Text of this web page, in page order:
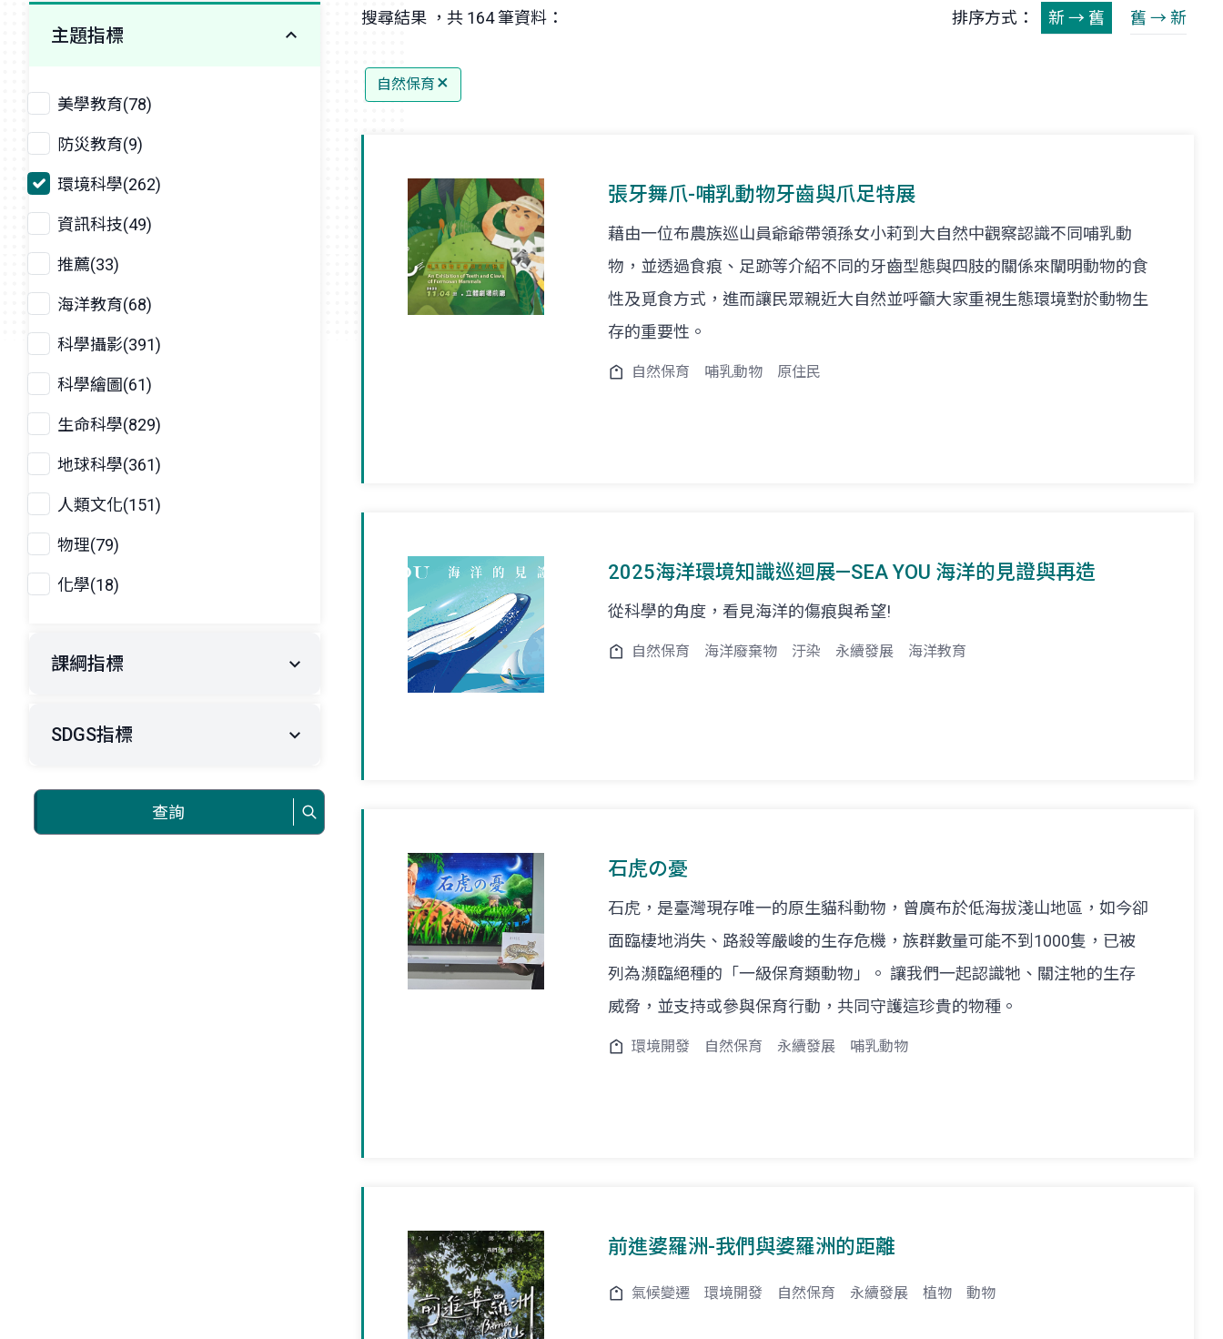
主題指標
美學教育(78)
防災教育(9)
環境科學(262)
資訊科技(49)
推薦(33)
海洋教育(68)
科學攝影(391)
科學繪圖(61)
生命科學(829)
地球科學(361)
人類文化(151)
物理(79)
化學(18)
課綱指標
SDGS指標
查詢
搜尋結果 ，共 164 筆資料： 排序方式： 新 → 舊 舊 → 新
自然保育
張牙舞爪-哺乳動物牙齒與爪足特展
藉由一位布農族巡山員爺爺帶領孫女小莉到大自然中觀察認識不同哺乳動
物，並透過食痕、足跡等介紹不同的牙齒型態與四肢的關係來闡明動物的食
性及覓食方式，進而讓民眾親近大自然並呼籲大家重視生態環境對於動物生
存的重要性。
自然保育 哺乳動物 原住民
2025海洋環境知識巡迴展—SEA YOU 海洋的見證與再造
從科學的角度，看見海洋的傷痕與希望!
自然保育 海洋廢棄物 汙染 永續發展 海洋教育
石虎の憂
石虎，是臺灣現存唯一的原生貓科動物，曾廣布於低海拔淺山地區，如今卻
面臨棲地消失、路殺等嚴峻的生存危機，族群數量可能不到1000隻，已被
列為瀕臨絕種的「一級保育類動物」。 讓我們一起認識牠、關注牠的生存
威脅，並支持或參與保育行動，共同守護這珍貴的物種。
環境開發 自然保育 永續發展 哺乳動物
前進婆羅洲-我們與婆羅洲的距離
氣候變遷 環境開發 自然保育 永續發展 植物 動物